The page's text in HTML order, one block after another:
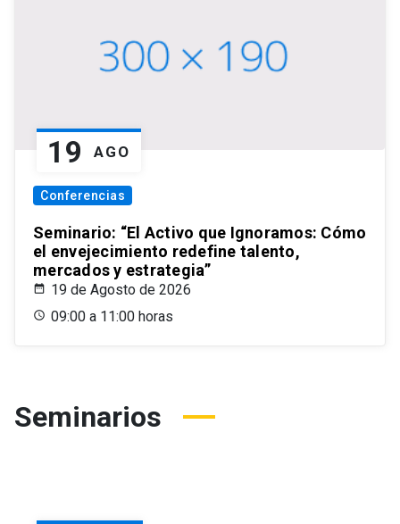
19 AGO
Conferencias
Seminario: “El Activo que Ignoramos: Cómo
el envejecimiento redefine talento,
mercados y estrategia”
19 de Agosto de 2026
09:00 a 11:00 horas
Seminarios